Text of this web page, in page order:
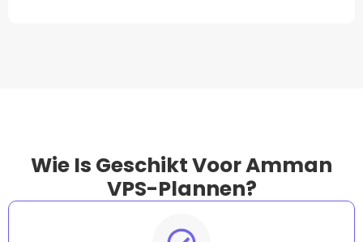
Wie Is Geschikt Voor Amman
VPS-Plannen?